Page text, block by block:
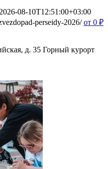
2026-08-10T12:51:00+03:00
perseidy-2026/ от 0 ₽
д. 35 Горный курорт